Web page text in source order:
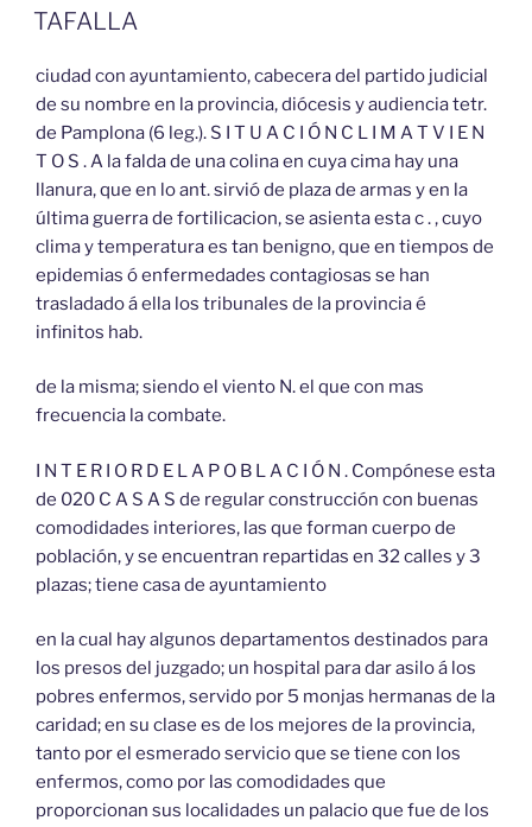
EL
TAFALLA
ciudad con ayuntamiento, cabecera del partido judicial
de su nombre en la provincia, diócesis y audiencia tetr.
de Pamplona (6 leg.). S I T U A C I Ó N C L I M A T V I E N
T O S . A la falda de una colina en cuya cima hay una
llanura, que en lo ant. sirvió de plaza de armas y en la
última guerra de fortilicacion, se asienta esta c . , cuyo
clima y temperatura es tan benigno, que en tiempos de
epidemias ó enfermedades contagiosas se han
trasladado á ella los tribunales de la provincia é
infinitos hab.
de la misma; siendo el viento N. el que con mas
frecuencia la combate.
I N T E R I O R D E L A P O B L A C I Ó N . Compónese esta
de 020 C A S A S de regular construcción con buenas
comodidades interiores, las que forman cuerpo de
población, y se encuentran repartidas en 32 calles y 3
plazas; tiene casa de ayuntamiento
en la cual hay algunos departamentos destinados para
los presos del juzgado; un hospital para dar asilo á los
pobres enfermos, servido por 5 monjas hermanas de la
caridad; en su clase es de los mejores de la provincia,
tanto por el esmerado servicio que se tiene con los
enfermos, como por las comodidades que
proporcionan sus localidades un palacio que fue de los